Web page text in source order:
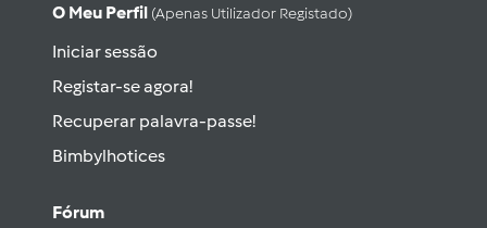
O Meu Perfil (apenas Utilizador Registado)
Iniciar sessão
Registar-se agora!
Recuperar palavra-passe!
Bimbylhotices
Fórum